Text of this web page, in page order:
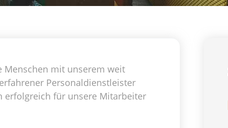
mit unserem weit
Personaldienstleister
erfolgreich für unsere Mitarbeiter